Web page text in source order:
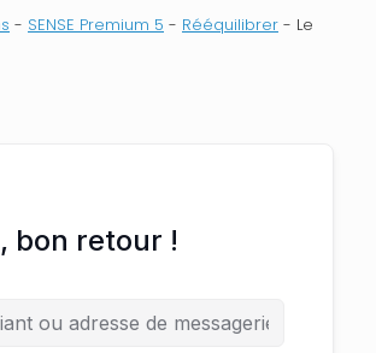
- SENSE Premium 5 - Rééquilibrer - Le
bon retour !